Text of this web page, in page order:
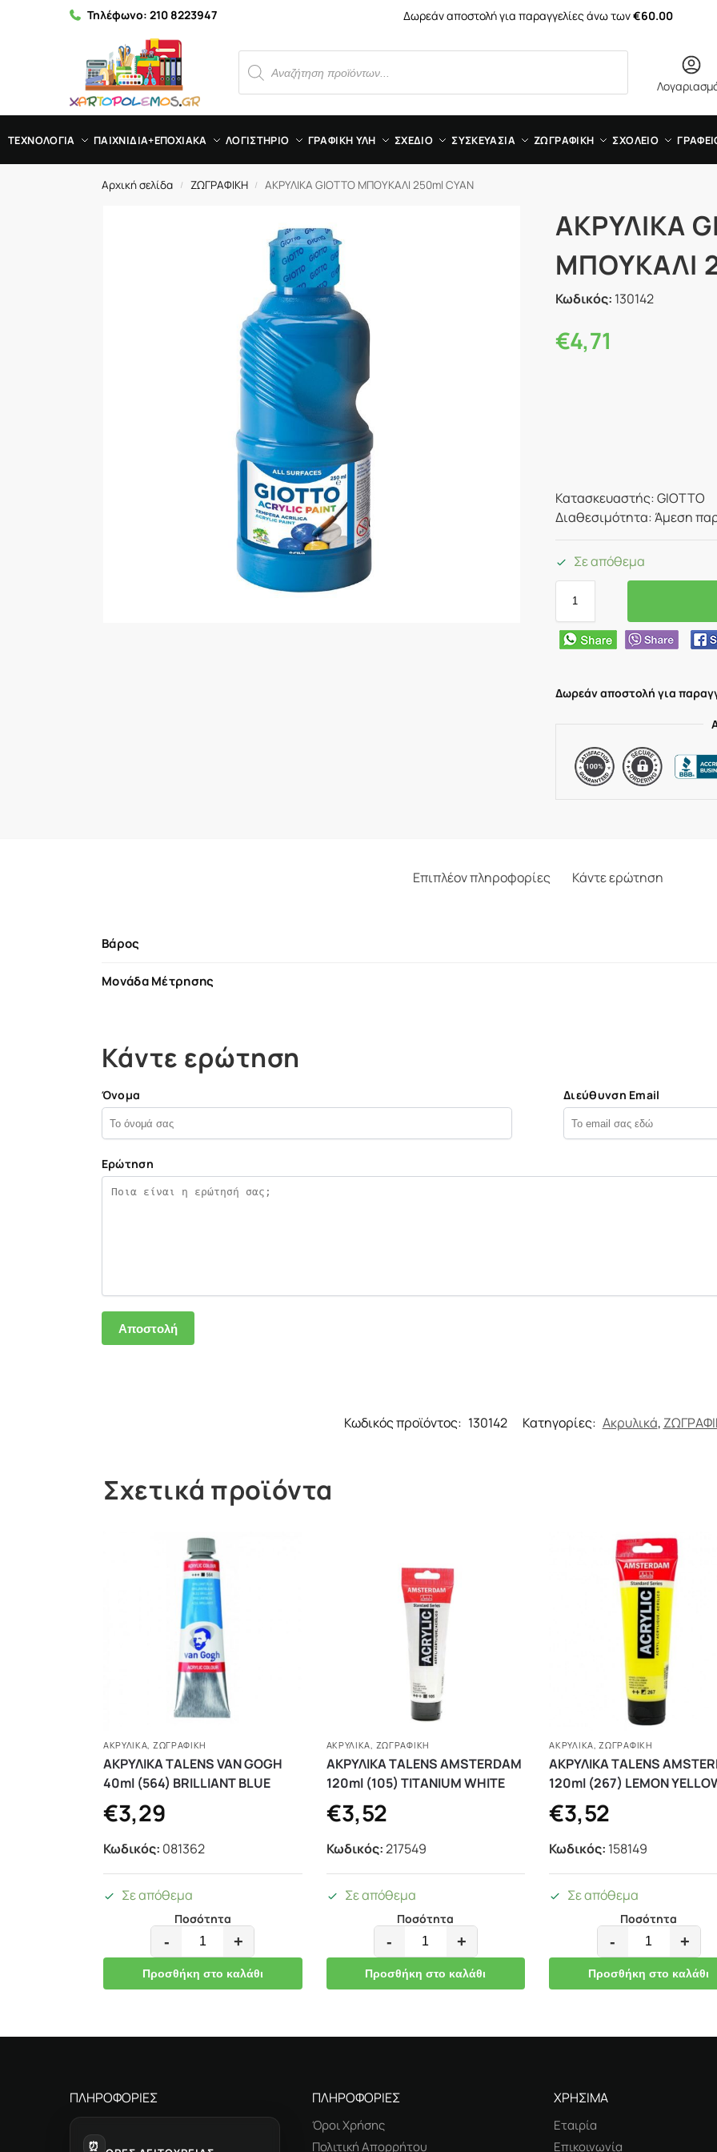
Τηλέφωνο: 210 8223947 Δωρεάν αποστολή για παραγγελίες άνω των€60.00
ΤΕΧΝΟΛΟΓΙΑ ΠΑΙΧΝΙΔΙΑ+ΕΠΟΧΙΑΚΑ ΛΟΓΙΣΤΗΡΙΟ ΓΡΑΦΙΚΗ ΥΛΗ ΣΧΕΔΙΟ ΣΥΣΚΕΥΑΣΙΑ ΖΩΓΡΑΦΙΚΗ ΣΧΟΛΕΙΟ
Αρχική σελίδα / ΖΩΓΡΑΦΙΚΗ / ΑΚΡΥΛΙΚΑ GIOTTO ΜΠΟΥΚΑΛΙ 250ml CYAN
ΑΚΡΥΛΙΚΑ
ΜΠΟΥΚΑΛΙ
Κωδικός: 130142
€4,71
Κατασκευαστής: GIOTTO
Διαθεσιμότητα: Άμεση
Σε απόθεμα
Δωρεάν αποστολή για
Επιπλέον πληροφορίες Κάντε ερώτηση
Βάρος
Μονάδα Μέτρησης
Κάντε ερώτηση
Όνομα Διεύθυνση Email
Ερώτηση
Κωδικός προϊόντος: 130142 Κατηγορίες: Ακρυλικά,
Σχετικά προϊόντα
ΑΚΡΥΛΙΚΆ ΖΩΓΡΑΦΙΚΗ
ΑΚΡΥΛΙΚΑ TALENS VAN GOGH
40ml (564) BRILLIANT BLUE
€3,29
Κωδικός: 081362
Σε απόθεμα
Ποσότητα
- +
Προσθήκη στο καλάθι
ΑΚΡΥΛΙΚΆ ΖΩΓΡΑΦΙΚΗ
ΑΚΡΥΛΙΚΑ TALENS AMSTERDAM
120ml (105) TITANIUM WHITE
€3,52
Κωδικός:217549
Σε απόθεμα
Ποσότητα
- +
Προσθήκη στο καλάθι
ΑΚΡΥΛΙΚΆ ,ΖΩΓΡΑΦΙΚΗ
ΑΚΡΥΛΙΚΑ TALENS
120ml (267) LEMON
€3,52
Κωδικός: 158149
Σε απόθεμα
Ποσότητα
- +
Προσθήκη στο καλάθι
ΠΛΗΡΟΦΟΡΙΕΣ
⏰
ΠΛΗΡΟΦΟΡΙΕΣ
Όροι Χρήσης
Πολιτική Απορρήτου
ΧΡΗΣΙΜΑ
Εταιρία
Επικοινωνία